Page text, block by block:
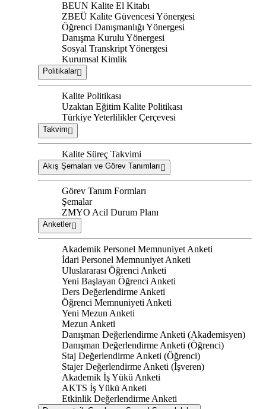
BEUN Kalite El Kitabı
ZBEÜ Kalite Güvencesi Yönergesi
Öğrenci Danışmanlığı Yönergesi
Danışma Kurulu Yönergesi
Sosyal Transkript Yönergesi
Kurumsal Kimlik
Politikalar
Kalite Politikası
Uzaktan Eğitim Kalite Politikası
Türkiye Yeterlilikler Çerçevesi
Takvim
Kalite Süreç Takvimi
Akış Şemaları ve Görev Tanımları
Görev Tanım Formları
Şemalar
ZMYO Acil Durum Planı
Anketler
Akademik Personel Memnuniyet Anketi
İdari Personel Memnuniyet Anketi
Uluslararası Öğrenci Anketi
Yeni Başlayan Öğrenci Anketi
Ders Değerlendirme Anketi
Öğrenci Memnuniyeti Anketi
Yeni Mezun Anketi
Mezun Anketi
Danışman Değerlendirme Anketi (Akademisyen)
Danışman Değerlendirme Anketi (Öğrenci)
Staj Değerlendirme Anketi (Öğrenci)
Stajer Değerlendirme Anketi (İşveren)
Akademik İş Yükü Anketi
AKTS İş Yükü Anketi
Etkinlik Değerlendirme Anketi